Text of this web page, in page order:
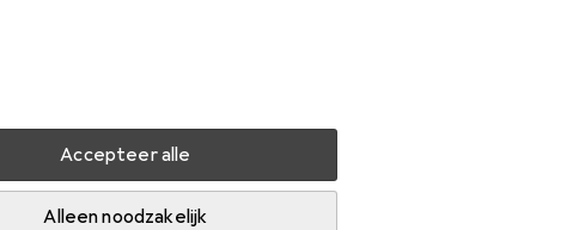
Accepteer alle
Alleen noodzakelijk
Streetz CM765